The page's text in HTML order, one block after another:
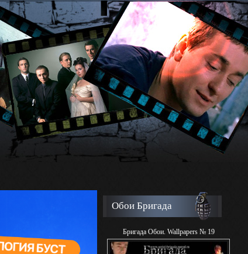
Обои Бригада
Бригада Обои. Wallpapers № 19